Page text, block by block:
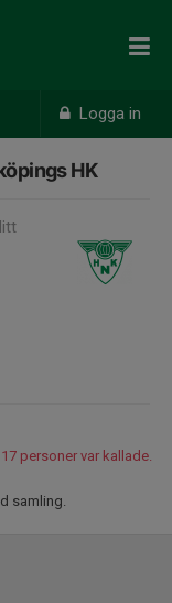
Logga in
HK
personer var kallade.
samling.